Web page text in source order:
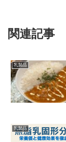
関連記事
乳製品
乳製品